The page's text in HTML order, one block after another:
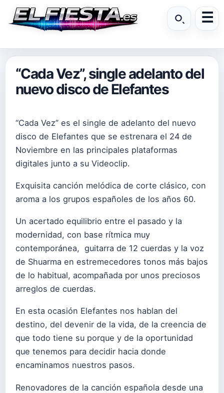
“Cada Vez”, single adelanto del
nuevo disco de Elefantes
“Cada Vez” es el single de adelanto del nuevo
disco de Elefantes que se estrenara el 24 de
Noviembre en las principales plataformas
digitales junto a su Videoclip.
Exquisita canción melódica de corte clásico, con
aroma a los grupos españoles de los años 60.
Un acertado equilibrio entre el pasado y la
modernidad, con base rítmica muy
contemporánea, guitarra de 12 cuerdas y la voz
de Shuarma en estremecedores tonos más bajos
de lo habitual, acompañada por unos preciosos
arreglos de cuerdas.
En esta ocasión Elefantes nos hablan del
destino, del devenir de la vida, de la creencia de
que todo tiene su porque y de la oportunidad
que tenemos para decidir hacia donde
encaminamos nuestros pasos.
Renovadores de la canción española desde una